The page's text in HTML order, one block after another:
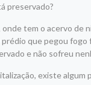
preservado?
onde tem o acervo
que pegou
e não sofreu
existe